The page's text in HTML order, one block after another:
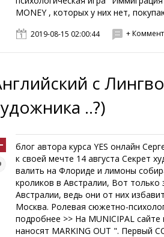
MONEY , которых у них нет,
2019-08-15 02:00:44 +
с
..?)
блог автора курса YES онлайн
к своей мечте 14 августа Секрет
валить на Флориде и лимоны
кроликов в Австралии, Вот только
Австралии, ведь они от них
Москва. Ролевая cюжетно-
подробнее >> На MUNICIPAL
наносят MARKING OUT ". Первый